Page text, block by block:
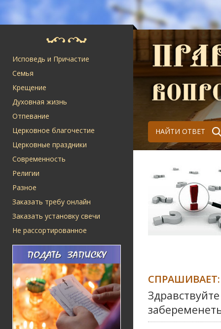
Исповедь и Причастие
Семья
Крещение
Духовная жизнь
Отпевание
Церковное благочестие
Церковные праздники
Современность
Религии
Разное
Заказать требу онлайн
Заказать установку свечи
Не рассортированное
НАЙТИ ОТВЕТ
СПРАШИВАЕТ: